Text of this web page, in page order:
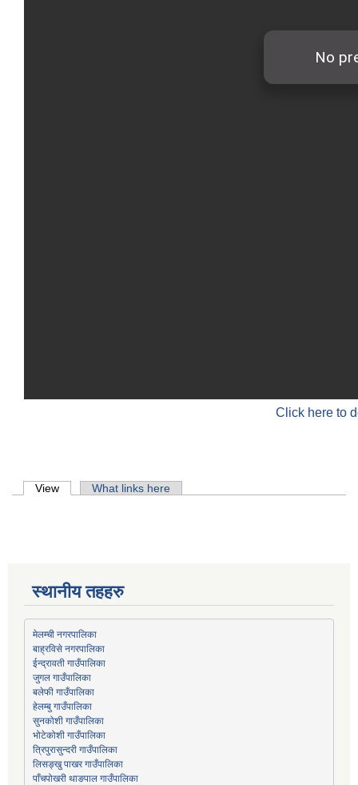
Click here to
Primary tabs
View (active tab)What links here
स्थानीय तहहरु
मेलम्ची नगरपालिका
बाह्रविसे नगरपालिका
ईन्द्रावती गाउँपालिका
जुगल गाउँपालिका
बलेफी गाउँपालिका
हेलम्बु गाउँपालिका
सुनकोशी गाउँपालिका
भोटेकोशी गाउँपालिका
त्रिपुरासुन्दरी गाउँपालिका
लिसङ्खु पाखर गाउँपालिका
पाँचपोखरी थाङपाल गाउँपालिका